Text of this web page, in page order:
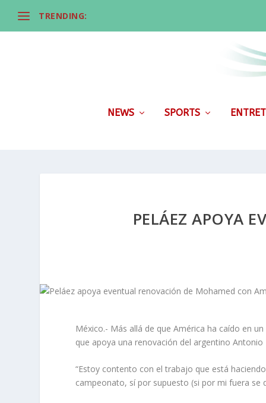
TRENDING:
NEWS SPORTS
PELÁEZ APOYA
México.- Más allá de que América ha caído en
que apoya una renovación del argentino
“Estoy contento con el trabajo que está
campeonato, sí por supuesto (si por mi fuera se